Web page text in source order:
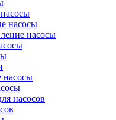
насосы
насосы
насосы
насосов